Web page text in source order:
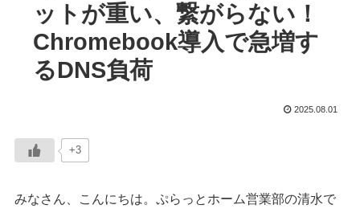
ットが重い、繋がらない！
Chromebook導入で急増す
るDNS負荷
2025.08.01
+3
みなさん、こんにちは。ぷらっとホーム営業部の清水で